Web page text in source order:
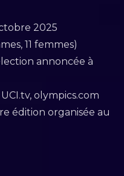
2025
11 femmes)
annoncée à
olympics.com
édition organisée au